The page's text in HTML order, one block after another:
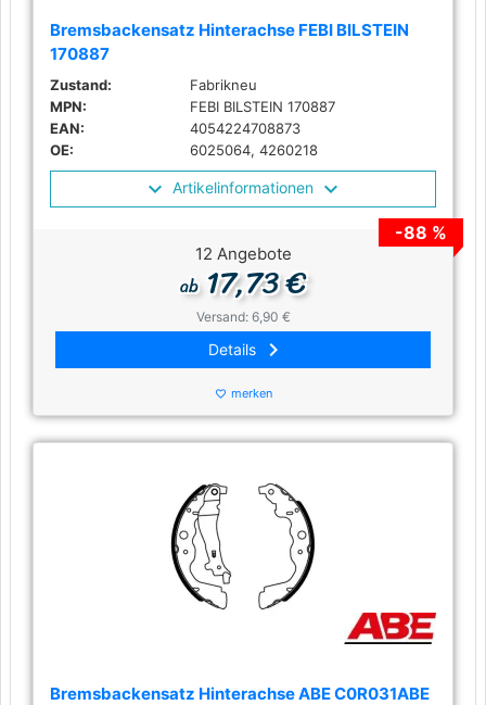
Bremsbackensatz Hinterachse FEBI BILSTEIN
170887
Zustand:
Fabrikneu
MPN:
FEBI BILSTEIN 170887
EAN:
4054224708873
OE:
6025064, 4260218
Artikelinformationen
-88 %
12 Angebote
ab17,73 €
Versand: 6,90 €
Details keyboard_arrow_right
favorite_border merken
Bremsbackensatz Hinterachse ABE C0R031ABE